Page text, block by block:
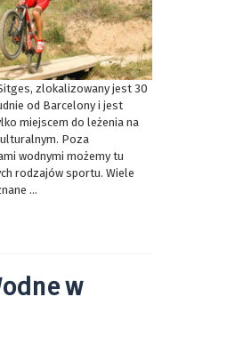
zlokalizowany jest 30
od Barcelony i jest
miejscem do leżenia na
Poza
wodnymi możemy tu
rodzajów sportu. Wiele
...
w